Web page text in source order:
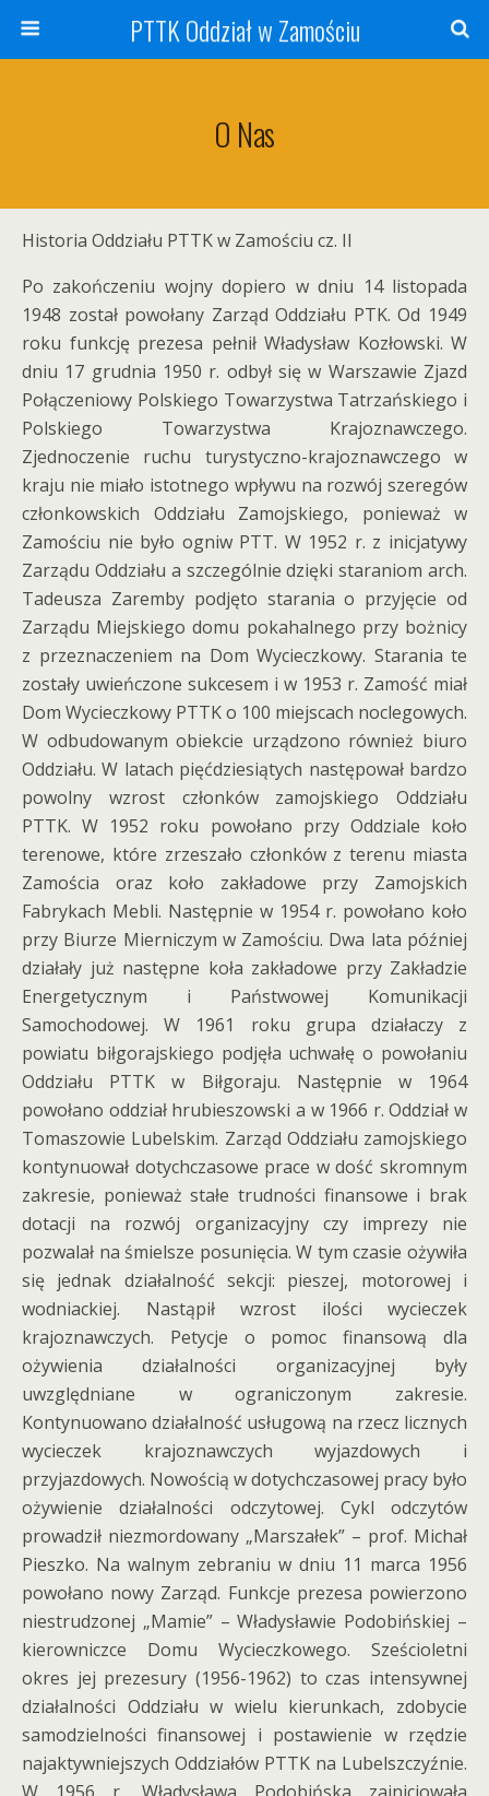
PTTK Oddział w Zamościu
O Nas
Historia Oddziału PTTK w Zamościu cz. II
Po zakończeniu wojny dopiero w dniu 14 listopada
1948 został powołany Zarząd Oddziału PTK. Od 1949
roku funkcję prezesa pełnił Władysław Kozłowski. W
dniu 17 grudnia 1950 r. odbył się w Warszawie Zjazd
Połączeniowy Polskiego Towarzystwa Tatrzańskiego i
Polskiego Towarzystwa Krajoznawczego.
Zjednoczenie ruchu turystyczno-krajoznawczego w
kraju nie miało istotnego wpływu na rozwój szeregów
członkowskich Oddziału Zamojskiego, ponieważ w
Zamościu nie było ogniw PTT. W 1952 r. z inicjatywy
Zarządu Oddziału a szczególnie dzięki staraniom arch.
Tadeusza Zaremby podjęto starania o przyjęcie od
Zarządu Miejskiego domu pokahalnego przy bożnicy
z przeznaczeniem na Dom Wycieczkowy. Starania te
zostały uwieńczone sukcesem i w 1953 r. Zamość miał
Dom Wycieczkowy PTTK o 100 miejscach noclegowych.
W odbudowanym obiekcie urządzono również biuro
Oddziału. W latach pięćdziesiątych następował bardzo
powolny wzrost członków zamojskiego Oddziału
PTTK. W 1952 roku powołano przy Oddziale koło
terenowe, które zrzeszało członków z terenu miasta
Zamościa oraz koło zakładowe przy Zamojskich
Fabrykach Mebli. Następnie w 1954 r. powołano koło
przy Biurze Mierniczym w Zamościu. Dwa lata później
działały już następne koła zakładowe przy Zakładzie
Energetycznym i Państwowej Komunikacji
Samochodowej. W 1961 roku grupa działaczy z
powiatu biłgorajskiego podjęła uchwałę o powołaniu
Oddziału PTTK w Biłgoraju. Następnie w 1964
powołano oddział hrubieszowski a w 1966 r. Oddział w
Tomaszowie Lubelskim. Zarząd Oddziału zamojskiego
kontynuował dotychczasowe prace w dość skromnym
zakresie, ponieważ stałe trudności finansowe i brak
dotacji na rozwój organizacyjny czy imprezy nie
pozwalał na śmielsze posunięcia. W tym czasie ożywiła
się jednak działalność sekcji: pieszej, motorowej i
wodniackiej. Nastąpił wzrost ilości wycieczek
krajoznawczych. Petycje o pomoc finansową dla
ożywienia działalności organizacyjnej były
uwzględniane w ograniczonym zakresie.
Kontynuowano działalność usługową na rzecz licznych
wycieczek krajoznawczych wyjazdowych i
przyjazdowych. Nowością w dotychczasowej pracy było
ożywienie działalności odczytowej. Cykl odczytów
prowadził niezmordowany „Marszałek” – prof. Michał
Pieszko. Na walnym zebraniu w dniu 11 marca 1956
powołano nowy Zarząd. Funkcje prezesa powierzono
niestrudzonej „Mamie” – Władysławie Podobińskiej –
kierowniczce Domu Wycieczkowego. Sześcioletni
okres jej prezesury (1956-1962) to czas intensywnej
działalności Oddziału w wielu kierunkach, zdobycie
samodzielności finansowej i postawienie w rzędzie
najaktywniejszych Oddziałów PTTK na Lubelszczyźnie.